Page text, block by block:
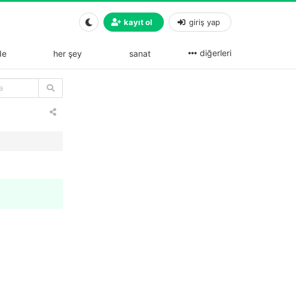
kayıt ol giriş yap
her şey sanat diğerleri